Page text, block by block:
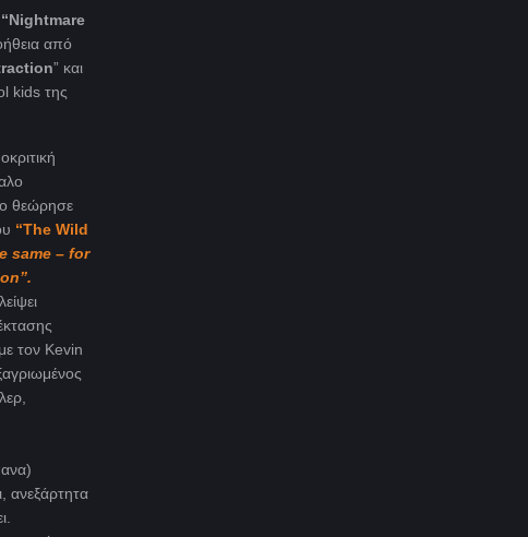
“Nightmare
από
” και
kids της
θεώρησε
“The Wild
same – for
τον Kevin
ανεξάρτητα